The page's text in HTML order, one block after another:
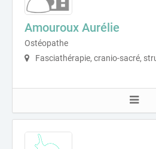
Amouroux Aurélie
Ostéopathe
Fasciathérapie, cranio-sacré,